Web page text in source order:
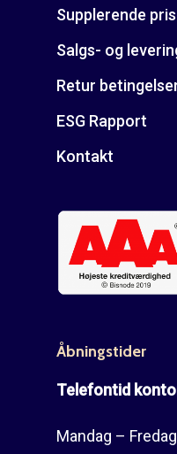
Supplerende
Salgs- og
Retur
ESG Rapport
Kontakt
Åbningstider
Telefontid
Mandag –